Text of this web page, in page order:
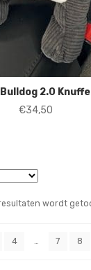
Bulldog 2.0 Knuffel
€34,50
resultaten wordt
4 … 7 8